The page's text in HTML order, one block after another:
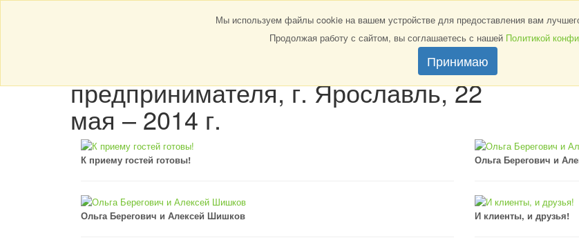
предпринимателя, г. Ярославль, 22
мая – 2014 г.
К приему гостей готовы! Ольга Берегович и
Ольга Берегович и Алексей Шишков И клиенты, и друзья!
Мы используем файлы cookie на вашем устройстве для предоставления вам
Продолжая работу с сайтом, вы соглашаетесь с нашей Политикой
Принимаю